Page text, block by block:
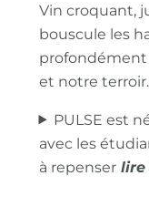
Vin croquant,
bouscule les
profondément
et notre terroir.
PULSE est
avec les
à repenser